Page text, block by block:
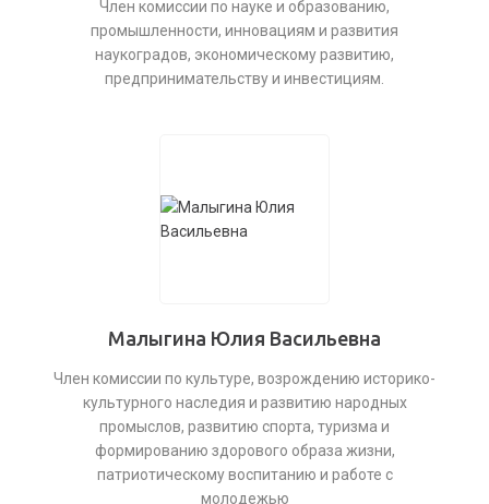
Член комиссии по науке и образованию,
промышленности, инновациям и развития
наукоградов, экономическому развитию,
предпринимательству и инвестициям.
Малыгина Юлия Васильевна
Член комиссии по культуре, возрождению историко-
культурного наследия и развитию народных
промыслов, развитию спорта, туризма и
формированию здорового образа жизни,
патриотическому воспитанию и работе с
молодежью